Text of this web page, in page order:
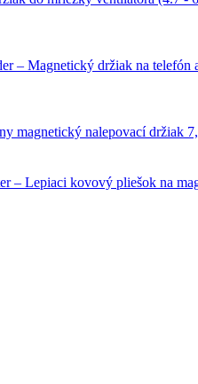
– Magnetický držiak na
magnetický nalepovací držiak
– Lepiaci kovový pliešok na